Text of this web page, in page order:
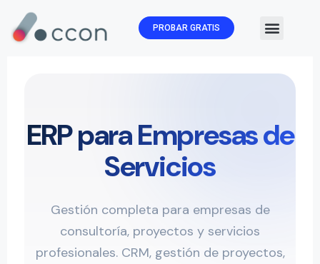
PROBAR GRATIS
ERP para Empresas de
Servicios
Gestión completa para empresas de
consultoría, proyectos y servicios
profesionales. CRM, gestión de proyectos,